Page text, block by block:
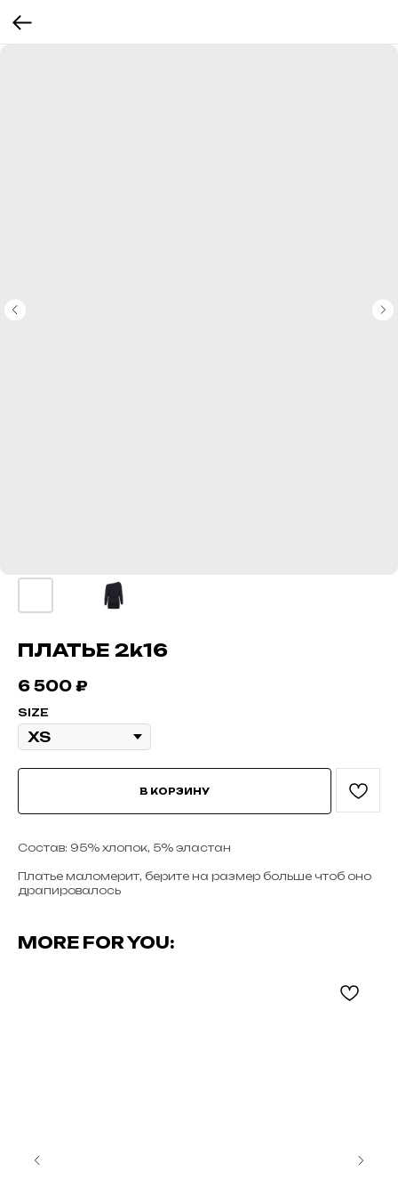
ПЛАТЬЕ 2k16
6 500 ₽
SIZE
В КОРЗИНУ
Состав: 95% хлопок, 5% эластан
Платье маломерит, берите на размер больше чтоб оно
драпировалось
MORE FOR YOU: